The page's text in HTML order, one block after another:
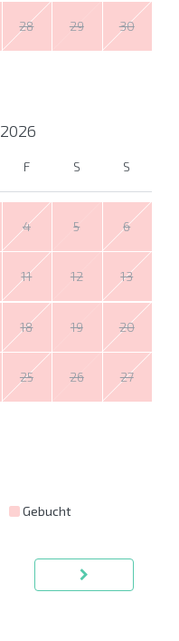
28 29 30
2026
F S S
4 5 6
11 12 13
18 19 20
25 26 27
Gebucht